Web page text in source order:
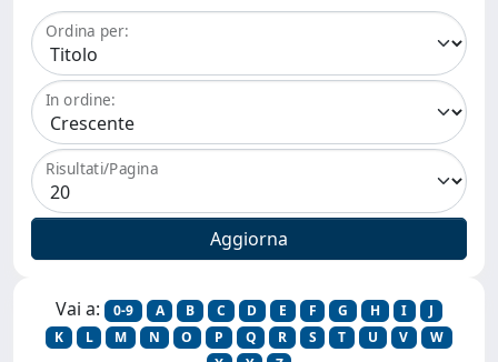
Ordina per:
In ordine:
Risultati/Pagina
Vai a: 0-9 A B C D E F G H I
J
K
L M N O P Q R S T U V
W